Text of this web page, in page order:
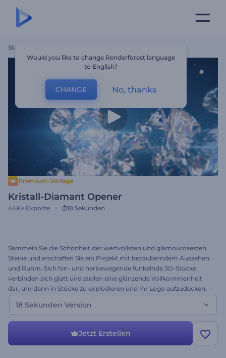
Startseite
Premium-Vorlage
Kristall-Diamant Opener
44K+ Exporte 18 Sekunden
Sammeln Sie die Schönheit der wertvollsten und glamourösesten
Steine und erschaffen Sie ein Projekt mit bezauberndem Aussehen
und Ruhm. Sich hin- und herbewegende funkelnde 3D-Stücke
verbinden sich glatt und stellen eine glänzende Vollkommenheit
dar, um dann in Stücke zu explodieren und Ihr Logo aufzudecken.
Behalten Sie die intensive Stimmung der Vorlage Kristall
Diamanten Opener bei, um sowohl Geist als auch Seele zu
kommerzielle Promos, spezielle Events und Urlaubs-Intros, Awards
Opener und viele weiteren Videos, die luxuriöses Design erfordern.
18 Sekunden Version
Jetzt Erstellen
Would you like to change Renderforest language
to English?
CHANGE No, thanks